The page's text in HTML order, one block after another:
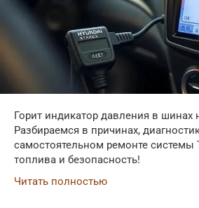
Горит индикатор давления в шинах
Разбираемся в причинах,
самостоятельном ремонте системы
топлива и безопасность!
Читать полностью